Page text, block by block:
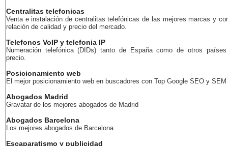
Centralitas telefonicas
Venta e instalación de centralitas telefónicas de las mejores marcas y
relación de calidad y precio del mercado.
Telefonos VoIP y telefonia IP
Numeración telefónica (DIDs) tanto de España como de otros
precio.
Posicionamiento web
El mejor posicionamiento web en buscadores con Top Google SEO y SEM
Abogados Madrid
Gravatar de los mejores abogados de Madrid
Abogados Barcelona
Los mejores abogados de Barcelona
Escaparatismo y publicidad